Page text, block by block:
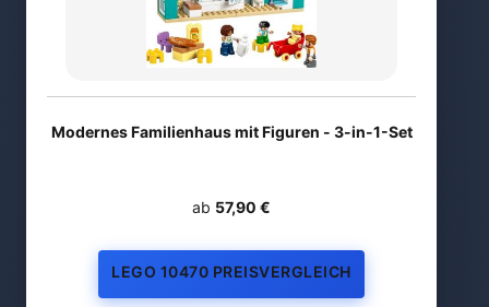
Modernes Familienhaus mit Figuren - 3-in-1-Set
ab 57,90 €
LEGO 10470 PREISVERGLEICH